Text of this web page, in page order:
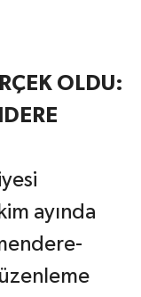
OLDU:
ayında